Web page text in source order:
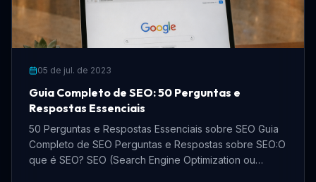
05 de jul. de 2023
Guia Completo de SEO: 50 Perguntas e
Respostas Essenciais
50 Perguntas e Respostas Essenciais sobre SEO Guia
Completo de SEO Perguntas e Respostas sobre SEO:O
que é SEO? SEO (Search Engine Optimization ou